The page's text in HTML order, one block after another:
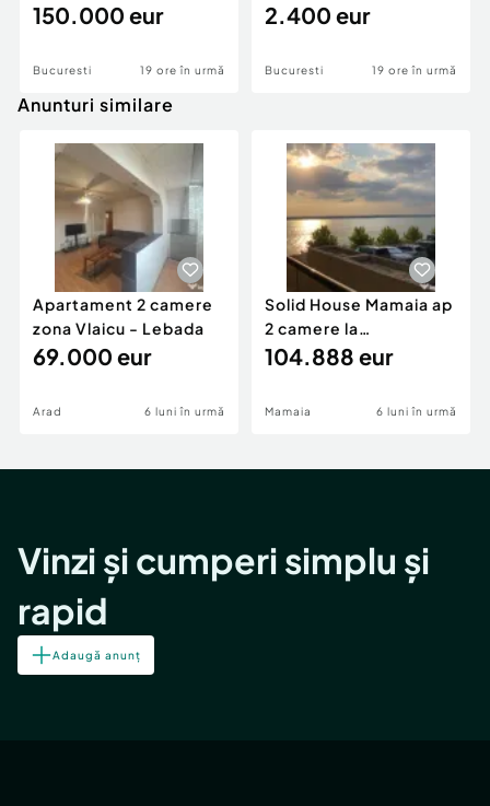
Arena National
150.000 eur
Bucuresti 19 ore în urmă
Ville | Iancu
2.400 eur
Bucuresti 19 ore în urmă
Anunturi similare
Apartament 2 camere
zona Vlaicu - Lebada
69.000 eur
Arad 6 luni în urmă
Solid House Mamaia ap
2 camere la
cheie,langa Mega
104.888 eur
Mamaia 6 luni în urmă
Vinzi și cumperi simplu și
rapid
Adaugă anunț